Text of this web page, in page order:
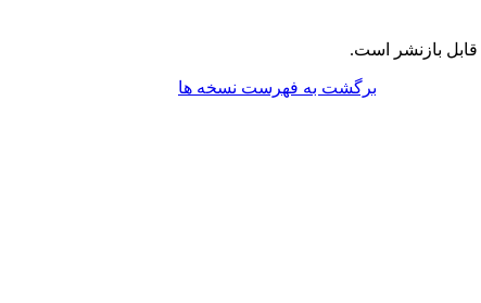
قابل بازنشر است.
برگشت به فهرست نسخه ها